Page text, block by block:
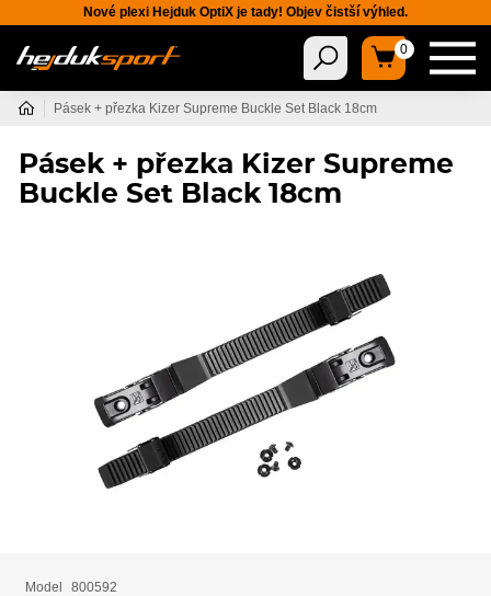
Nové plexi Hejduk OptiX je tady! Objev čistší výhled.
0
Pásek + přezka Kizer Supreme Buckle Set Black 18cm
Pásek + přezka Kizer Supreme
Buckle Set Black 18cm
Model
800592